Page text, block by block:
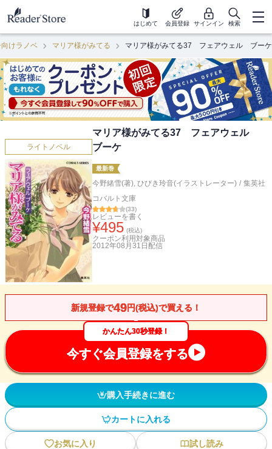
はじめて 会員登録 サインイン 検索
けラノベ マリア様がみてる マリア様がみてる37 フェアウェル ブーケ
ライトノベル
マリア様がみてる37 フェアウェル
ブーケ
最新巻
今野緒雪(著), ひびき玲音(イラストレーター) / 集英社
コバルト文庫
(33)
レビューを書く
¥495 (税込)
クーポン利用対象商品
2012年08月31日 配信
新規登録で49円(税込)で買える！
かんたん30秒登録！
今すぐ会員登録をする
購入手続きに進む
カートに入れる
お気に入り
試し読み